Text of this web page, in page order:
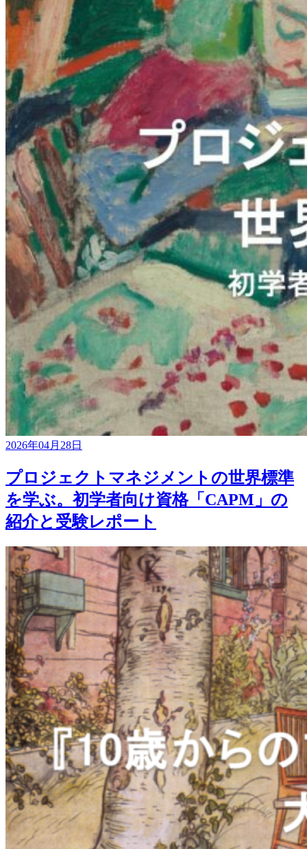
2026年04月28日
プロジェクトマネジメントの世界標準
を学ぶ。初学者向け資格「CAPM」の
紹介と受験レポート